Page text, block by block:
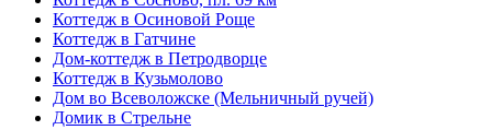
Коттедж в Осиновой Роще
Коттедж в Гатчине
Дом-коттедж в Петродворце
Коттедж в Кузьмолово
Дом во Всеволожске (Мельничный ручей)
Домик в Стрельне